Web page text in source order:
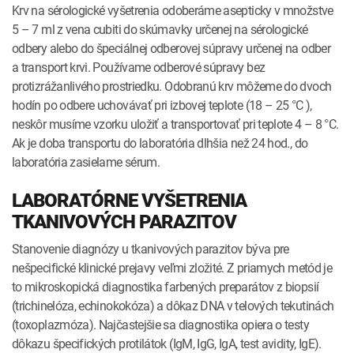
Krv na sérologické vyšetrenia odoberáme asepticky v množstve
5 – 7 ml z vena cubiti do skúmavky určenej na sérologické
odbery alebo do špeciálnej odberovej súpravy určenej na odber
a transport krvi. Používame odberové súpravy bez
protizrážanlivého prostriedku. Odobranú krv môžeme do dvoch
hodín po odbere uchovávať pri izbovej teplote (18 – 25 °C ),
neskôr musíme vzorku uložiť a transportovať pri teplote 4 – 8 °C.
Ak je doba transportu do laboratória dlhšia než 24 hod., do
laboratória zasielame sérum.
LABORATÓRNE VYŠETRENIA
TKANIVOVÝCH PARAZITOV
Stanovenie diagnózy u tkanivových parazitov býva pre
nešpecifické klinické prejavy veľmi zložité. Z priamych metód je
to mikroskopická diagnostika farbených preparátov z biopsií
(trichinelóza, echinokokóza) a dôkaz DNA v telových tekutinách
(toxoplazmóza). Najčastejšie sa diagnostika opiera o testy
dôkazu špecifických protilátok (IgM, IgG, IgA, test avidity, IgE).